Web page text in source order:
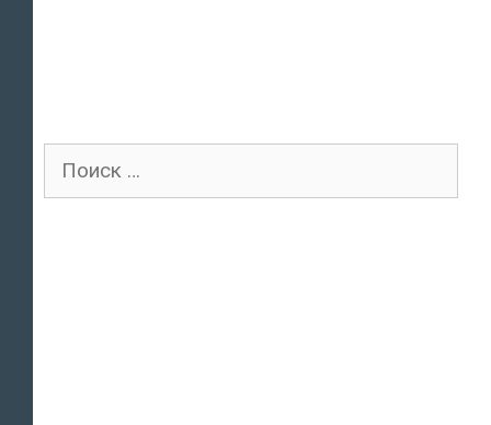
Поиск